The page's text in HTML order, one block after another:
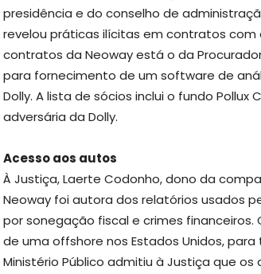
presidência e do conselho de
revelou práticas ilícitas em contratos com
contratos da Neoway está o da
para fornecimento de um software de
Dolly. A lista de sócios inclui o fundo Pollux
adversária da Dolly.
Acesso aos autos
À Justiça, Laerte Codonho, dono da
Neoway foi autora dos relatórios usados
por sonegação fiscal e crimes
de uma offshore nos Estados Unidos,
Ministério Público admitiu à Justiça que